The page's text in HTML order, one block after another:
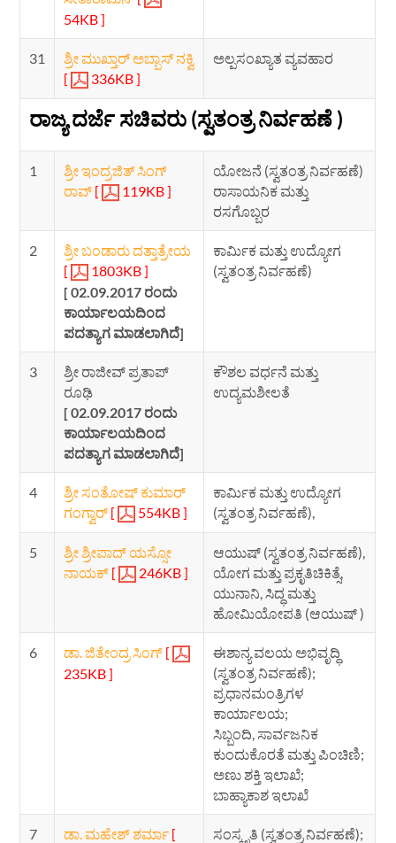
54KB ]
31
ಶ್ರೀ ಮುಖ್ತಾರ್ ಅಬ್ಬಾಸ್ ನಕ್ವಿ
[
336KB ]
ಅಲ್ಪಸಂಖ್ಯಾತ ವ್ಯವಹಾರ
ರಾಜ್ಯ ದರ್ಜೆ ಸಚಿವರು (ಸ್ವತಂತ್ರ ನಿರ್ವಹಣೆ )
1
ಶ್ರೀ ಇಂದ್ರಜಿತ್ ಸಿಂಗ್
ರಾವ್ [ 119KB ]
ಯೋಜನೆ (ಸ್ವತಂತ್ರ ನಿರ್ವಹಣೆ)
ರಾಸಾಯನಿಕ ಮತ್ತು
ರಸಗೊಬ್ಬರ
2
ಶ್ರೀ ಬಂಡಾರು ದತ್ತಾತ್ರೇಯ
[
1803KB ]
[ 02.09.2017 ರಂದು
ಕಾರ್ಯಾಲಯದಿಂದ
ಪದತ್ಯಾಗ ಮಾಡಲಾಗಿದೆ]
ಕಾರ್ಮಿಕ ಮತ್ತು ಉದ್ಯೋಗ
(ಸ್ವತಂತ್ರ ನಿರ್ವಹಣೆ)
3
ಶ್ರೀ ರಾಜೀವ್ ಪ್ರತಾಪ್
ರೂಢಿ
[ 02.09.2017 ರಂದು
ಕಾರ್ಯಾಲಯದಿಂದ
ಪದತ್ಯಾಗ ಮಾಡಲಾಗಿದೆ]
ಕೌಶಲ ವರ್ಧನೆ ಮತ್ತು
ಉದ್ಯಮಶೀಲತೆ
4
ಶ್ರೀ ಸಂತೋಷ್ ಕುಮಾರ್
ಗಂಗ್ವಾರ್ [ 554KB ]
ಕಾರ್ಮಿಕ ಮತ್ತು ಉದ್ಯೋಗ
(ಸ್ವತಂತ್ರ ನಿರ್ವಹಣೆ),
5
ಶ್ರೀ ಶ್ರೀಪಾದ್ ಯಸ್ಸೋ
ನಾಯಕ್ [ 246KB ]
ಆಯುಷ್ (ಸ್ವತಂತ್ರ ನಿರ್ವಹಣೆ),
ಯೋಗ ಮತ್ತು ಪ್ರಕೃತಿಚಿಕಿತ್ಸೆ,
ಯುನಾನಿ, ಸಿದ್ಧ ಮತ್ತು
ಹೋಮಿಯೋಪತಿ (ಆಯುಷ್ )
6 ಡಾ. ಜಿತೇಂದ್ರ ಸಿಂಗ್ [
235KB ]
ಈಶಾನ್ಯ ವಲಯ ಅಭಿವೃದ್ಧಿ
(ಸ್ವತಂತ್ರ ನಿರ್ವಹಣೆ);
ಪ್ರಧಾನಮಂತ್ರಿಗಳ
ಕಾರ್ಯಾಲಯ;
ಸಿಬ್ಬಂದಿ, ಸಾರ್ವಜನಿಕ
ಕುಂದುಕೊರತೆ ಮತ್ತು ಪಿಂಚಿಣಿ;
ಅಣು ಶಕ್ತಿ ಇಲಾಖೆ;
ಬಾಹ್ಯಾಕಾಶ ಇಲಾಖೆ
7 ಡಾ. ಮಹೇಶ್ ಶರ್ಮಾ [
ಸಂಸ್ಕೃತಿ (ಸ್ವತಂತ್ರ ನಿರ್ವಹಣೆ);